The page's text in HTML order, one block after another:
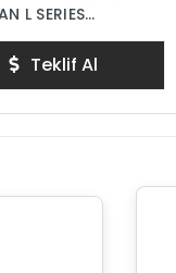
L SERIES
Teklif Al